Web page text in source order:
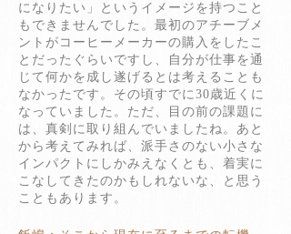
になりたい」というイメージを持つこと
もできませんでした。最初のアチーブメ
ントがコーヒーメーカーの購入をしたこ
とだったぐらいですし、自分が仕事を通
じて何かを成し遂げるとは考えることも
なかったです。その頃すでに30歳近くに
なっていました。ただ、目の前の課題に
は、真剣に取り組んでいましたね。あと
から考えてみれば、派手さのない小さな
インパクトにしかみえなくとも、着実に
こなしてきたのかもしれないな、と思う
こともあります。